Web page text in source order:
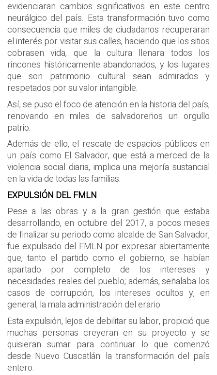
evidenciaran cambios significativos en este centro
neurálgico del país. Esta transformación tuvo como
consecuencia que miles de ciudadanos recuperaran
el interés por visitar sus calles, haciendo que los sitios
cobrasen vida, que la cultura llenara todos los
rincones históricamente abandonados, y los lugares
que son patrimonio cultural sean admirados y
respetados por su valor intangible.
Así, se puso el foco de atención en la historia del país,
renovando en miles de salvadoreños un orgullo
patrio.
Además de ello, el rescate de espacios públicos en
un país como El Salvador, que está a merced de la
violencia social diaria, implica una mejoría sustancial
en la vida de todas las familias.
EXPULSIÓN DEL FMLN
Pese a las obras y a la gran gestión que estaba
desarrollando, en octubre del 2017, a pocos meses
de finalizar su periodo como alcalde de San Salvador,
fue expulsado del FMLN por expresar abiertamente
que, tanto el partido como el gobierno, se habían
apartado por completo de los intereses y
necesidades reales del pueblo; además, señalaba los
casos de corrupción, los intereses ocultos y, en
general, la mala administración del erario.
Esta expulsión, lejos de debilitar su labor, propició que
muchas personas creyeran en su proyecto y se
quisieran sumar para continuar lo que comenzó
desde Nuevo Cuscatlán: la transformación del país
entero.